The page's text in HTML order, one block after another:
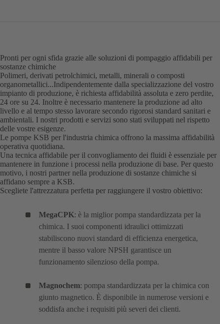
Pronti per ogni sfida grazie alle soluzioni di pompaggio affidabili per
sostanze chimiche
Polimeri, derivati petrolchimici, metalli, minerali o composti
organometallici...Indipendentemente dalla specializzazione del vostro
impianto di produzione, è richiesta affidabilità assoluta e zero perdite,
24 ore su 24. Inoltre è necessario mantenere la produzione ad alto
livello e al tempo stesso lavorare secondo rigorosi standard sanitari e
ambientali. I nostri prodotti e servizi sono stati sviluppati nel rispetto
delle vostre esigenze.
Le pompe KSB per l'industria chimica offrono la massima affidabilità
operativa quotidiana.
Una tecnica affidabile per il convogliamento dei fluidi è essenziale per
mantenere in funzione i processi nella produzione di base. Per questo
motivo, i nostri partner nella produzione di sostanze chimiche si
affidano sempre a KSB.
Scegliete l'attrezzatura perfetta per raggiungere il vostro obiettivo:
MegaCPK: è la miglior pompa standardizzata per la
chimica. I suoi componenti idraulici ottimizzati
stabiliscono nuovi standard di efficienza energetica,
mentre il basso valore NPSH garantisce un
funzionamento silenzioso della pompa.
Magnochem: pompa standardizzata per la chimica con
giunto magnetico. È disponibile in numerose versioni e
soddisfa anche i requisiti più severi dei clienti.